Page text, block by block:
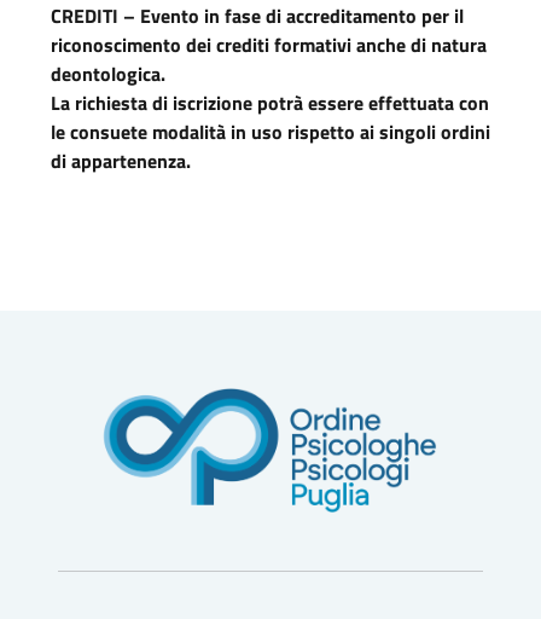
CREDITI – Evento in fase di accreditamento per il
riconoscimento dei crediti formativi anche di natura
deontologica.
La richiesta di iscrizione potrà essere effettuata con
le consuete modalità in uso rispetto ai singoli ordini
di appartenenza.